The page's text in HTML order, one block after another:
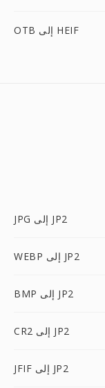
OTB إلى HEIF
JPG إلى JP2
WEBP إلى JP2
BMP إلى JP2
CR2 إلى JP2
JFIF إلى JP2